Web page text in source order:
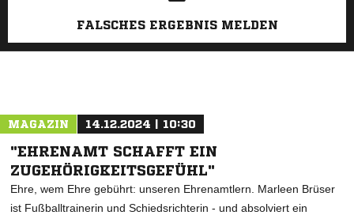
FALSCHES ERGEBNIS MELDEN
MAGAZIN 14.12.2024 | 10:30
"EHRENAMT SCHAFFT EIN
ZUGEHÖRIGKEITSGEFÜHL"
Ehre, wem Ehre gebührt: unseren Ehrenamtlern. Marleen Brüser
ist Fußballtrainerin und Schiedsrichterin - und absolviert ein